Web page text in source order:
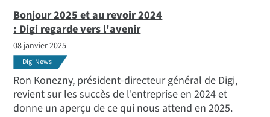
de la technologie IoT pour apporter des
changements significatifs et, dans de nombreux cas,
pour aider un vaste réseau de clients à faire de
même.
Bonjour 2025 et au revoir 2024
: Digi regarde vers l'avenir
08 janvier 2025
Digi News
Ron Konezny, président-directeur général de Digi,
revient sur les succès de l'entreprise en 2024 et
donne un aperçu de ce qui nous attend en 2025.